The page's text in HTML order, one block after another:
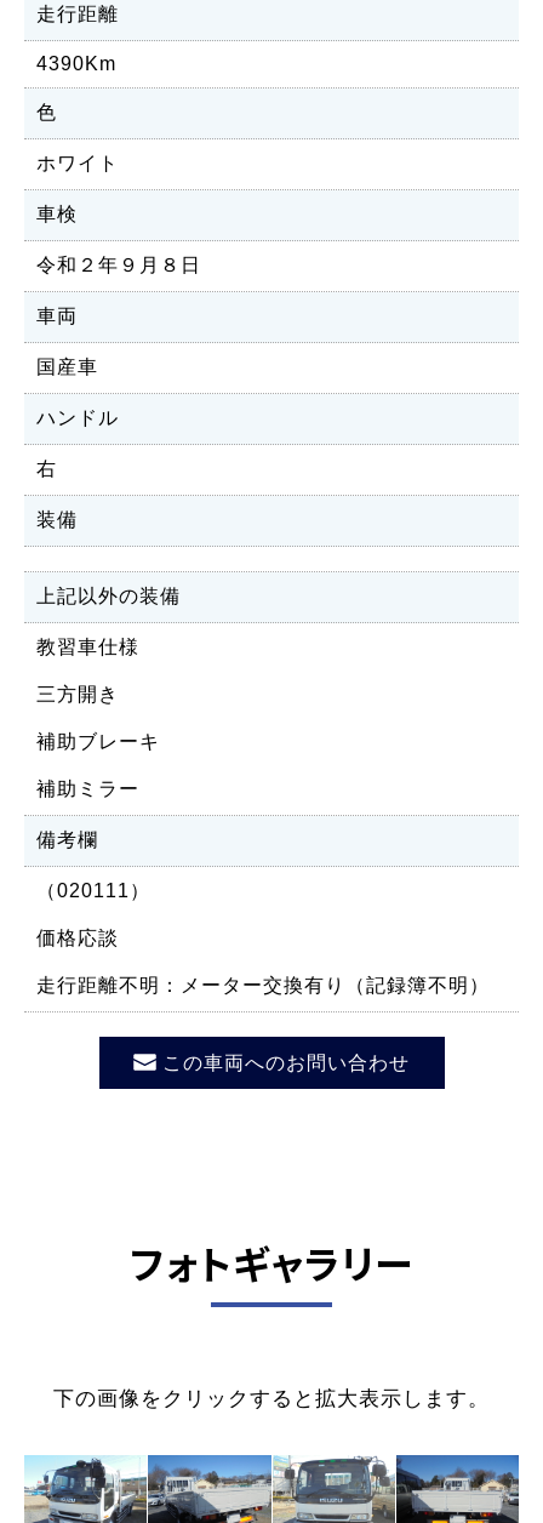
走行距離
4390Km
色
ホワイト
車検
令和２年９月８日
車両
国産車
ハンドル
右
装備
上記以外の装備
教習車仕様
三方開き
補助ブレーキ
補助ミラー
備考欄
（020111）
価格応談
走行距離不明：メーター交換有り（記録簿不明）
この車両へのお問い合わせ
フォトギャラリー
下の画像をクリックすると拡大表示します。